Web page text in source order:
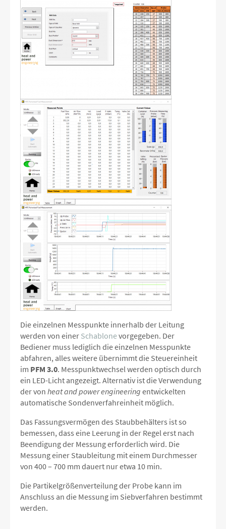
Die einzelnen Messpunkte innerhalb der Leitung
werden von einer Schablonevorgegeben. Der
Bediener muss lediglich die einzelnen Messpunkte
abfahren, alles weitere übernimmt die Steuereinheit
im PFM 3.0. Messpunktwechsel werden optisch durch
ein LED-Licht angezeigt. Alternativ ist die Verwendung
der von heat and power engineering entwickelten
automatische Sondenverfahreinheit möglich.
Das Fassungsvermögen des Staubbehälters ist so
bemessen, dass eine Leerung in der Regel erst nach
Beendigung der Messung erforderlich wird. Die
Messung einer Staubleitung mit einem Durchmesser
von 400 – 700 mm dauert nur etwa 10 min.
Die Partikelgrößenverteilung der Probe kann im
Anschluss an die Messung im Siebverfahren bestimmt
werden.